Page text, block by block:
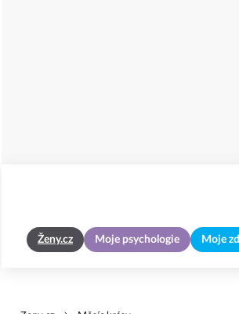
Ženy.cz Moje psychologie Moje